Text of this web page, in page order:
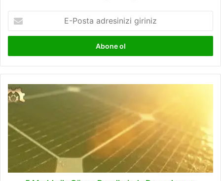
Posta
adresinizi
5
Madde
Panellerinde
Degradasyon
Nedir?